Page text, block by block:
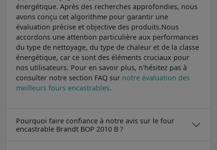
énergétique. Après des recherches approfondies, nous
avons conçu cet algorithme pour garantir une
évaluation précise et objective des produits.Nous
accordons une attention particulière aux performances
du type de nettoyage, du type de chaleur et de la classe
énergétique, car ce sont des éléments cruciaux pour
nos utilisateurs. Pour en savoir plus, n'hésitez pas à
consulter notre section FAQ sur notre évaluation des
meilleurs fours encastrables.
Pourquoi faire confiance à notre avis sur le four
encastrable Brandt BOP 2010 B ?